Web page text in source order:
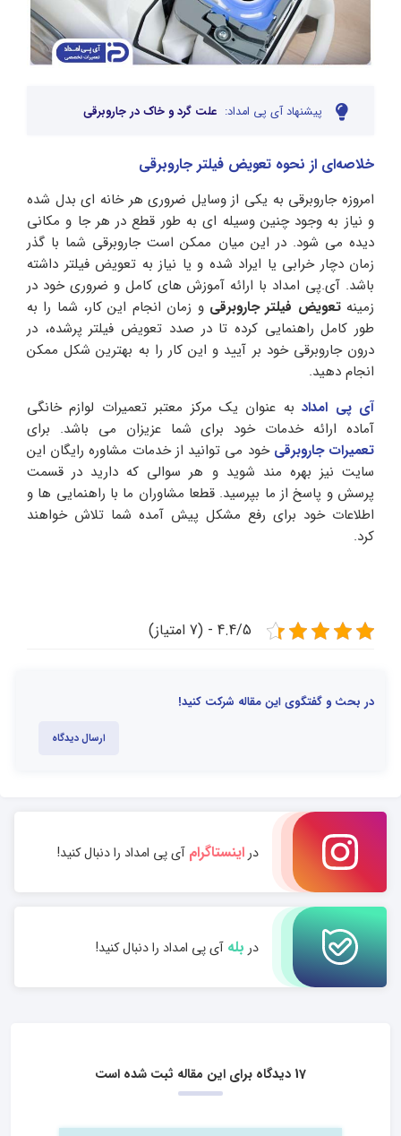
پیشنهاد آی پی امداد: علت گرد و خاک در جاروبرقی
خلاصه‌ای از نحوه تعویض فیلتر جاروبرقی
امروزه جاروبرقی به یکی از وسایل ضروری هر خانه ای بدل شده
و نیاز به وجود چنین وسیله ای به طور قطع در هر جا و مکانی
دیده می شود. در این میان ممکن است جاروبرقی شما با گذر
زمان دچار خرابی یا ایراد شده و یا نیاز به تعویض فیلتر داشته
باشد. آی.پی امداد با ارائه آموزش های کامل و ضروری خود در
زمینهتعویض فیلتر جاروبرقیو زمان انجام این کار، شما را به
طور کامل راهنمایی کرده تا در صدد تعویض فیلتر پرشده، در
درون جاروبرقی خود بر آیید و این کار را به بهترین شکل ممکن
انجام دهید.
آی پی امدادبه عنوان یک مرکز معتبر تعمیرات لوازم خانگی
آماده ارائه خدمات خود برای شما عزیزان می باشد. برای
تعمیرات جاروبرقی خود می توانید از خدمات مشاوره رایگان این
سایت نیز بهره مند شوید و هر سوالی که دارید در قسمت
پرسش و پاسخ از ما بپرسید. قطعا مشاوران ما با راهنمایی ها و
اطلاعات خود برای رفع مشکل پیش آمده شما تلاش خواهند
کرد.
4.4/5 - (7 امتیاز)
در بحث و گفتگوی این مقاله شرکت کنید!
ارسال دیدگاه
دراینستاگرامآی پی امداد را دنبال کنید!
در بلهآی پی امداد را دنبال کنید!
17 دیدگاه برای این مقاله ثبت شده است